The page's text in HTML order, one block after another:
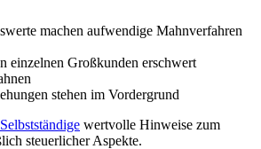
machen aufwendige Mahnverfahren
einzelnen Großkunden erschwert
stehen im Vordergrund
wertvolle Hinweise zum
steuerlicher Aspekte.